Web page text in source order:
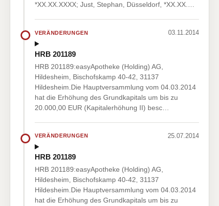
*XX.XX.XXXX; Just, Stephan, Düsseldorf, *XX.XX.…
VERÄNDERUNGEN 03.11.2014
HRB 201189
HRB 201189:easyApotheke (Holding) AG,
Hildesheim, Bischofskamp 40-42, 31137
Hildesheim.Die Hauptversammlung vom 04.03.2014
hat die Erhöhung des Grundkapitals um bis zu
20.000,00 EUR (Kapitalerhöhung II) besc…
VERÄNDERUNGEN 25.07.2014
HRB 201189
HRB 201189:easyApotheke (Holding) AG,
Hildesheim, Bischofskamp 40-42, 31137
Hildesheim.Die Hauptversammlung vom 04.03.2014
hat die Erhöhung des Grundkapitals um bis zu